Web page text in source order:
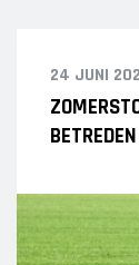
24 JUNI